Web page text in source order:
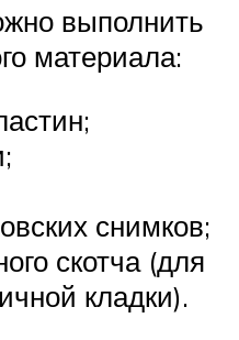
выполнить
материала:
снимков;
скотча (для
кладки).